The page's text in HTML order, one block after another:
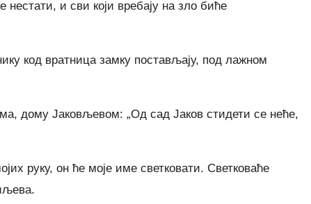
и сви који вребају на зло биће
код вратница замку постављају, под лажном
дому Јаковљевом: „Од сад Јаков стидети се неће,
руку, он ће моје име светковати. Светковаће